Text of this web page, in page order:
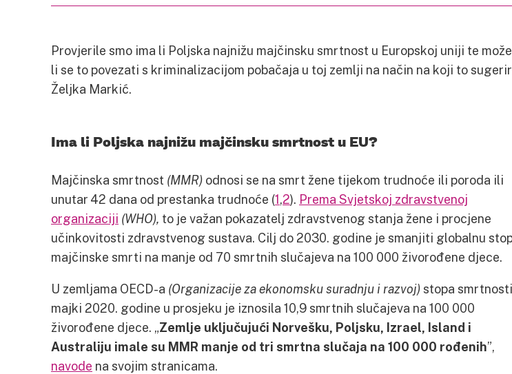
Provjerile smo ima li Poljska najnižu majčinsku smrtnost u Europskoj uniji te može
li se to povezati s kriminalizacijom pobačaja u toj zemlji na način na koji to
Željka Markić.
Ima li Poljska najnižu majčinsku smrtnost u EU?
Majčinska smrtnost (MMR) odnosi se na smrt žene tijekom trudnoće ili poroda ili
unutar 42 dana od prestanka trudnoće (1,2). Prema Svjetskoj zdravstvenoj
organizaciji (WHO), to je važan pokazatelj zdravstvenog stanja žene i procjene
učinkovitosti zdravstvenog sustava. Cilj do 2030. godine je smanjiti globalnu
majčinske smrti na manje od 70 smrtnih slučajeva na 100 000 živorođene djece.
U zemljama OECD-a (Organizacije za ekonomsku suradnju i razvoj)stopa smrtnosti
majki 2020. godine u prosjeku je iznosila 10,9 smrtnih slučajeva na 100 000
živorođene djece. „Zemlje uključujući Norvešku, Poljsku, Izrael, Island i
Australiju imale su MMR manje od tri smrtna slučaja na 100 000 rođenih”,
navode na svojim stranicama.